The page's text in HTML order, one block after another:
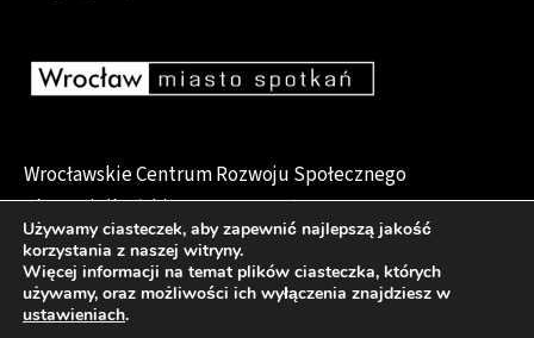
Wrocławskie Centrum Rozwoju Społecznego
pl. Dominikański 6, 50-159 Wrocław
Deklaracja dostępności
Używamy ciasteczek, aby zapewnić najlepszą jakość
korzystania z naszej witryny.
Więcej informacji na temat plików ciasteczka, których
używamy, oraz możliwości ich wyłączenia znajdziesz w
ustawieniach.